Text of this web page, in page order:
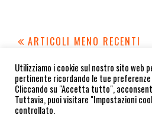
Navigazione
articoli
ARTICOLI MENO RECENTI
Copyrighthopemedia.it
Utilizziamo i cookie sul nostro sito web
pertinente ricordando le tue
Cliccando su "Accetta tutto",
Tuttavia, puoi visitare "Impostazioni
controllato.